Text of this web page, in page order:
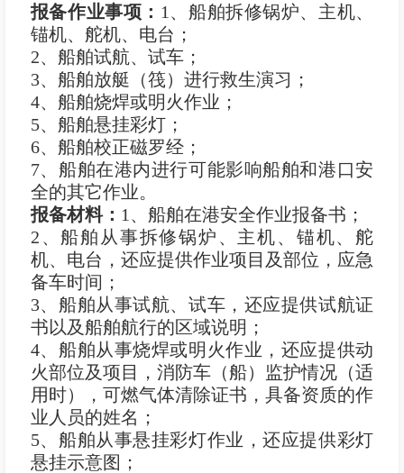
报备作业事项： 1、船舶拆修锅炉、主机、
锚机、舵机、电台；
2、船舶试航、试车；
3、船舶放艇（筏）进行救生演习；
4、船舶烧焊或明火作业；
5、船舶悬挂彩灯；
6、船舶校正磁罗经；
7、船舶在港内进行可能影响船舶和港口安
全的其它作业。
报备材料： 1、船舶在港安全作业报备书；
2、船舶从事拆修锅炉、主机、锚机、舵
机、电台，还应提供作业项目及部位，应急
备车时间；
3、船舶从事试航、试车，还应提供试航证
书以及船舶航行的区域说明；
4、船舶从事烧焊或明火作业，还应提供动
火部位及项目，消防车（船）监护情况（适
用时），可燃气体清除证书，具备资质的作
业人员的姓名；
5、船舶从事悬挂彩灯作业，还应提供彩灯
悬挂示意图；